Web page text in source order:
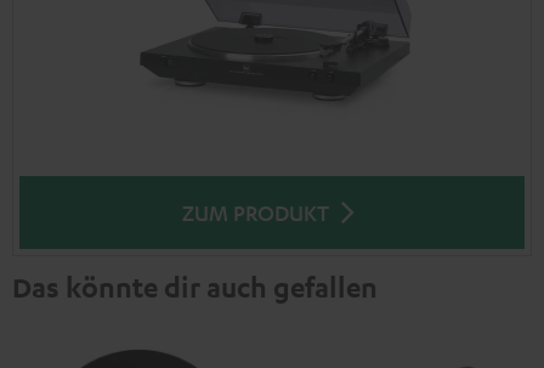
ZUM PRODUKT
Das könnte dir auch gefallen